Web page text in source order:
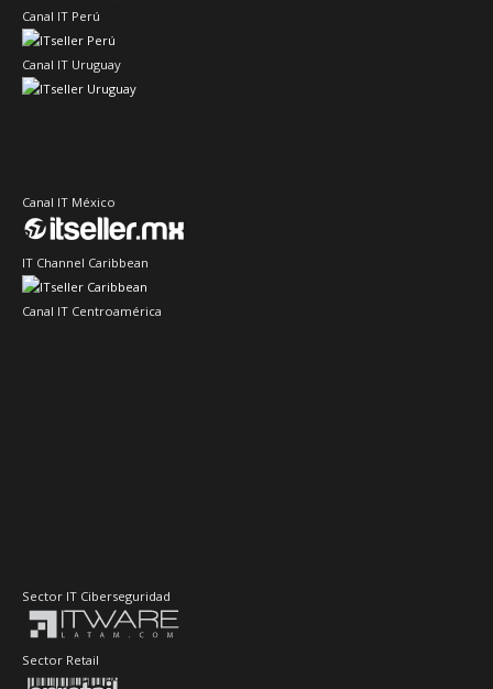
Canal IT Perú
Canal IT Uruguay
Canal IT México
IT Channel Caribbean
Canal IT Centroamérica
Sector IT Ciberseguridad
Sector Retail